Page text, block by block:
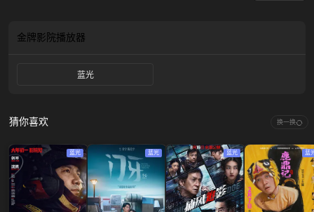
下隔阂，联手出击，在宗族宗祠与民俗游行中展开终极血战，捣毁庞大伪钞帝
金牌影院播放器
蓝光
猜你喜欢 换一换
蓝光 蓝光 蓝光 蓝